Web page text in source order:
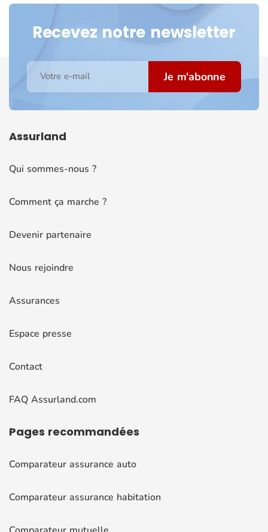
Recevez notre newsletter
Votre e-mail Je m'abonne
Assurland
Qui sommes-nous ?
Comment ça marche ?
Devenir partenaire
Nous rejoindre
Assurances
Espace presse
Contact
FAQ Assurland.com
Pages recommandées
Comparateur assurance auto
Comparateur assurance habitation